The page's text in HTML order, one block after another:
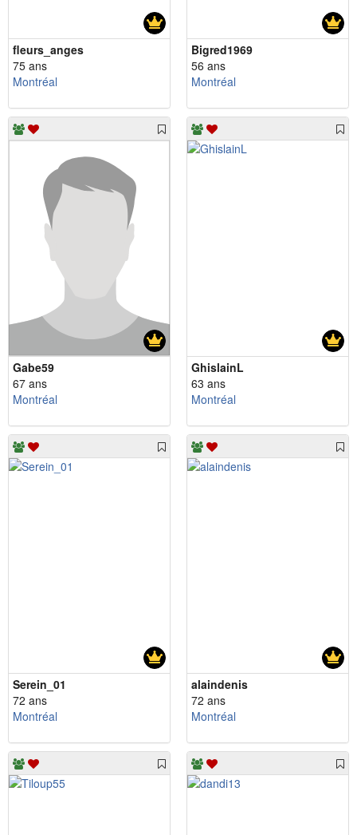
fleurs_anges
75 ans
Montréal
Bigred1969
56 ans
Montréal
Gabe59
67 ans
Montréal
GhislainL
63 ans
Montréal
Serein_01
72 ans
Montréal
alaindenis
72 ans
Montréal